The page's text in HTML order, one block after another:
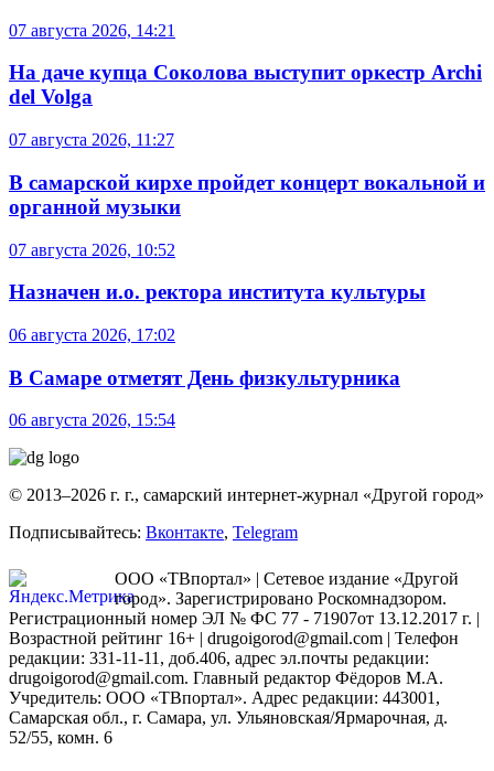
07 августа 2026, 14:21
На даче купца Соколова выступит оркестр Archi
del Volga
07 августа 2026, 11:27
В самарской кирхе пройдет концерт вокальной и
органной музыки
07 августа 2026, 10:52
Назначен и.о. ректора института культуры
06 августа 2026, 17:02
В Самаре отметят День физкультурника
06 августа 2026, 15:54
© 2013–2026 г. г., самарский интернет-журнал «Другой город»
Подписывайтесь: Вконтакте, Telegram
ООО «ТВпортал» | Сетевое издание «Другой
город». Зарегистрировано Роскомнадзором.
Регистрационный номер ЭЛ № ФС 77 - 71907от 13.12.2017 г. |
Возрастной рейтинг 16+ | drugoigorod@gmail.com | Телефон
редакции: 331-11-11, доб.406, адрес эл.почты редакции:
drugoigorod@gmail.com. Главный редактор Фёдоров М.А.
Учредитель: ООО «ТВпортал». Адрес редакции: 443001,
Самарская обл., г. Самара, ул. Ульяновская/Ярмарочная, д.
52/55, комн. 6